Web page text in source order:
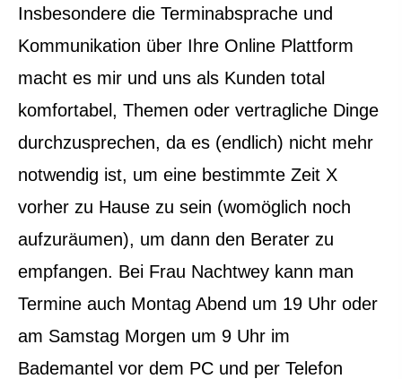
Insbesondere die Terminabsprache und
Kommunikation über Ihre Online Plattform
macht es mir und uns als Kunden total
komfortabel, Themen oder vertragliche Dinge
durchzusprechen, da es (endlich) nicht mehr
notwendig ist, um eine bestimmte Zeit X
vorher zu Hause zu sein (womöglich noch
aufzuräumen), um dann den Berater zu
empfangen. Bei Frau Nachtwey kann man
Termine auch Montag Abend um 19 Uhr oder
am Samstag Morgen um 9 Uhr im
Bademantel vor dem PC und per Telefon